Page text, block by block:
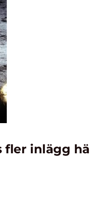
fler inlägg